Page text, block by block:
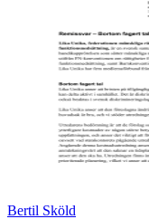
Bertil Sköld